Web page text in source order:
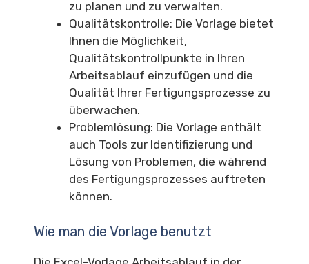
zu planen und zu verwalten.
Qualitätskontrolle: Die Vorlage bietet
Ihnen die Möglichkeit,
Qualitätskontrollpunkte in Ihren
Arbeitsablauf einzufügen und die
Qualität Ihrer Fertigungsprozesse zu
überwachen.
Problemlösung: Die Vorlage enthält
auch Tools zur Identifizierung und
Lösung von Problemen, die während
des Fertigungsprozesses auftreten
können.
Wie man die Vorlage benutzt